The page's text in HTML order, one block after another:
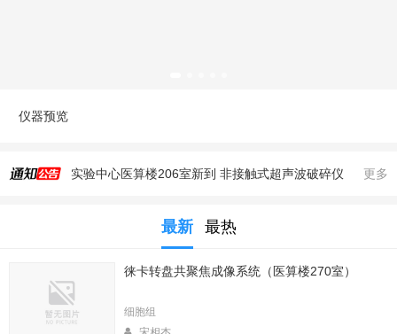
仪器预览
实验中心医算楼206室新到 非接触式超声波破碎仪
生命科学实验中心2025年暑期值班表
医算楼（西区田径场新楼）二楼（206室）新到一台落地式超离和一台高速冷冻离心机
2025年4月春季大型仪器培训安排
更多
最新 最热
徕卡转盘共聚焦成像系统（医算楼270室）
细胞组